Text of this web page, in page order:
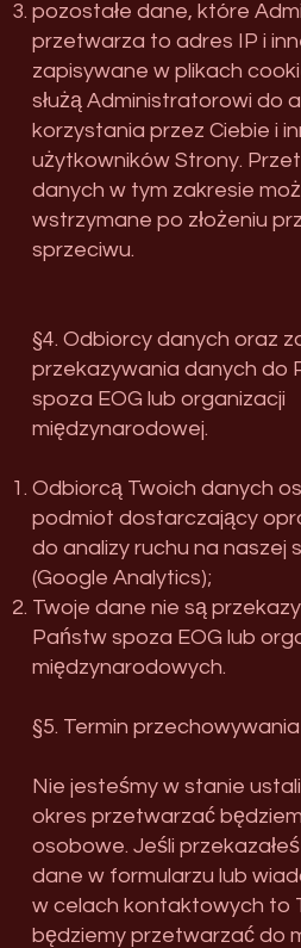
pozostałe dane, które
przetwarza to adres IP i
zapisywane w plikach
służą Administratorowi do
korzystania przez Ciebie i
użytkowników Strony.
danych w tym zakresie
wstrzymane po złożeniu
sprzeciwu.
§4. Odbiorcy danych oraz
przekazywania danych do
spoza EOG lub organizacji
międzynarodowej.
Odbiorcą Twoich danych
podmiot dostarczający
do analizy ruchu na naszej
(Google Analytics);
Twoje dane nie są
Państw spoza EOG lub
międzynarodowych.
§5. Termin
Nie jesteśmy w stanie
okres przetwarzać
osobowe. Jeśli
dane w formularzu lub
w celach kontaktowych to
będziemy przetwarzać do